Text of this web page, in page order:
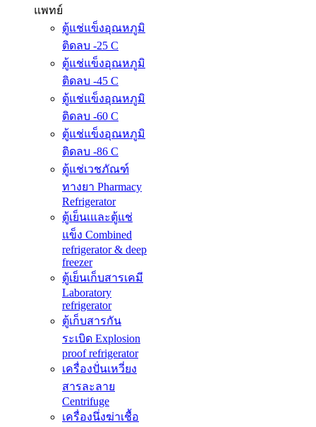
แพทย์
ตู้แช่แข็งอุณหภูมิ
ติดลบ -25 C
ตู้แช่แข็งอุณหภูมิ
ติดลบ -45 C
ตู้แช่แข็งอุณหภูมิ
ติดลบ -60 C
ตู้แช่แข็งอุณหภูมิ
ติดลบ -86 C
ตู้แช่เวชภัณฑ์
ทางยา Pharmacy
Refrigerator
ตู้เย็นเและตู้แช่
แข็ง Combined
refrigerator & deep
freezer
ตู้เย็นเก็บสารเคมี
Laboratory
refrigerator
ตู้เก็บสารกัน
ระเบิด Explosion
proof refrigerator
เครื่องปั่นเหวี่ยง
สารละลาย
Centrifuge
เครื่องนึ่งฆ่าเชื้อ